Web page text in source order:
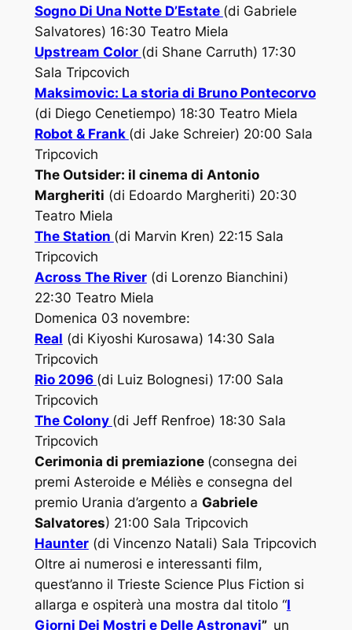
Sogno Di Una Notte D’Estate (di Gabriele
Salvatores) 16:30 Teatro Miela
Upstream Color (di Shane Carruth) 17:30
Sala Tripcovich
Maksimovic: La storia di Bruno Pontecorvo
(di Diego Cenetiempo) 18:30 Teatro Miela
Robot & Frank (di Jake Schreier) 20:00 Sala
Tripcovich
The Outsider: il cinema di Antonio
Margheriti (di Edoardo Margheriti) 20:30
Teatro Miela
The Station (di Marvin Kren) 22:15 Sala
Tripcovich
Across The River(di Lorenzo Bianchini)
22:30 Teatro Miela
Domenica 03 novembre:
Real (di Kiyoshi Kurosawa) 14:30 Sala
Tripcovich
Rio 2096 (di Luiz Bolognesi) 17:00 Sala
Tripcovich
The Colony (di Jeff Renfroe) 18:30 Sala
Tripcovich
Cerimonia di premiazione (consegna dei
premi Asteroide e Méliès e consegna del
premio Urania d’argento a Gabriele
Salvatores) 21:00 Sala Tripcovich
Haunter(di Vincenzo Natali) Sala Tripcovich
Oltre ai numerosi e interessanti film,
quest’anno il Trieste Science Plus Fiction si
allarga e ospiterà una mostra dal titolo “I
Giorni Dei Mostri e Delle Astronavi” un